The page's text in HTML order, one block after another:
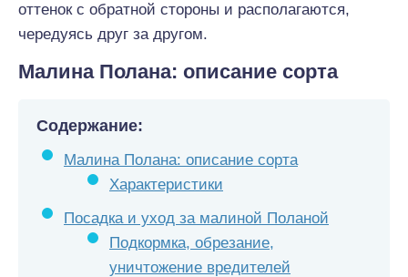
оттенок с обратной стороны и располагаются,
чередуясь друг за другом.
Малина Полана: описание сорта
Содержание:
Малина Полана: описание сорта
Характеристики
Посадка и уход за малиной Поланой
Подкормка, обрезание,
уничтожение вредителей